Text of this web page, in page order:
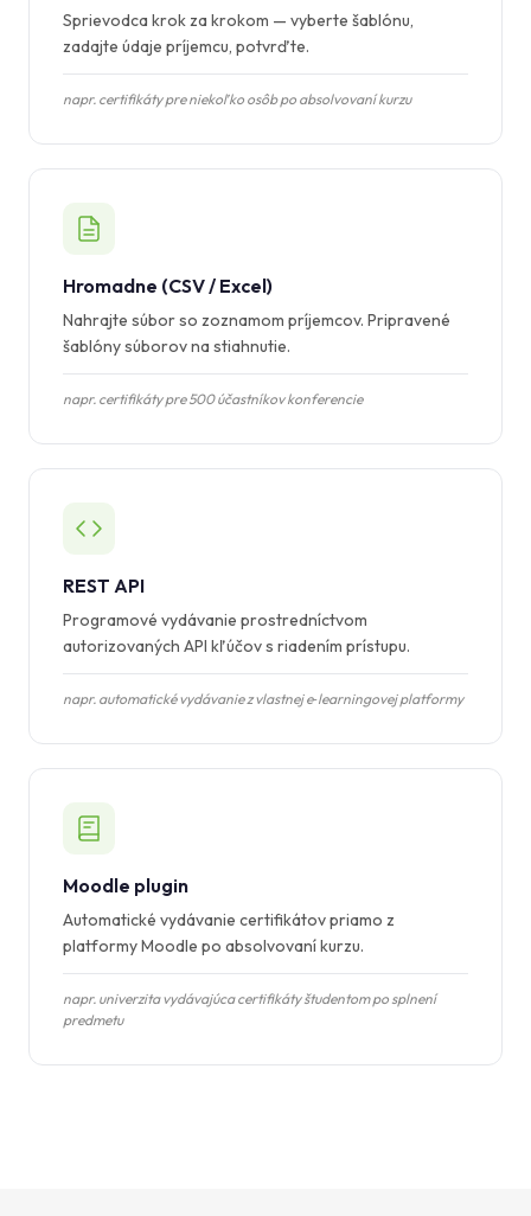
Sprievodca krok za krokom — vyberte šablónu,
zadajte údaje príjemcu, potvrďte.
napr. certifikáty pre niekoľko osôb po absolvovaní kurzu
Hromadne (CSV / Excel)
Nahrajte súbor so zoznamom príjemcov. Pripravené
šablóny súborov na stiahnutie.
napr. certifikáty pre 500 účastníkov konferencie
REST API
Programové vydávanie prostredníctvom
autorizovaných API kľúčov s riadením prístupu.
napr. automatické vydávanie z vlastnej e‑learningovej platformy
Moodle plugin
Automatické vydávanie certifikátov priamo z
platformy Moodle po absolvovaní kurzu.
napr. univerzita vydávajúca certifikáty študentom po splnení
predmetu